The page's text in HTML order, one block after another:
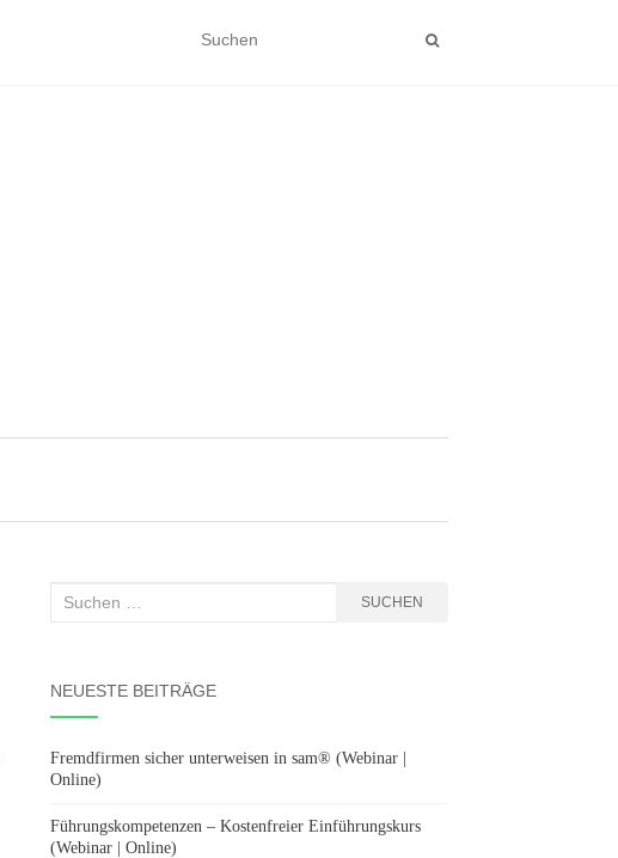
Suchen
SUCHEN
NEUESTE BEITRÄGE
Fremdfirmen sicher unterweisen in sam® (Webinar |
Online)
Führungskompetenzen – Kostenfreier Einführungskurs
(Webinar | Online)